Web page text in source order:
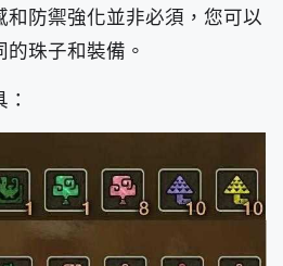
防禦強化並非必須，您可以
珠子和裝備。